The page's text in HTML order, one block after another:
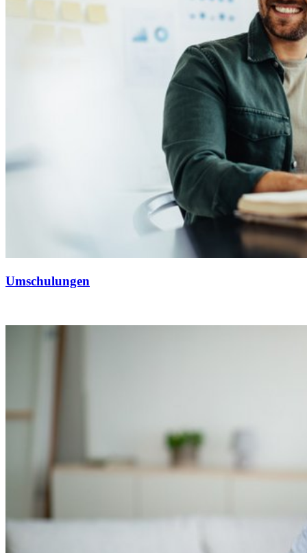
Umschulungen